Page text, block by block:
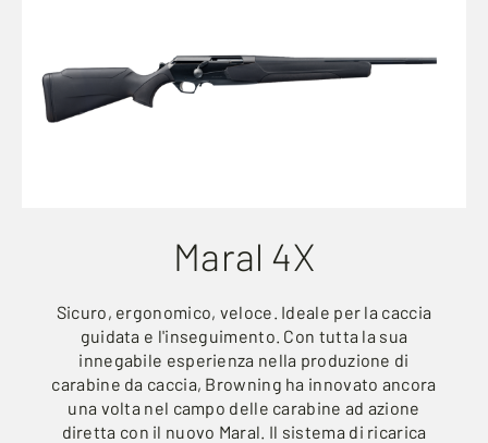
Maral 4X
Sicuro, ergonomico, veloce. Ideale per la caccia
guidata e l'inseguimento. Con tutta la sua
innegabile esperienza nella produzione di
carabine da caccia, Browning ha innovato ancora
una volta nel campo delle carabine ad azione
diretta con il nuovo Maral. Il sistema di ricarica